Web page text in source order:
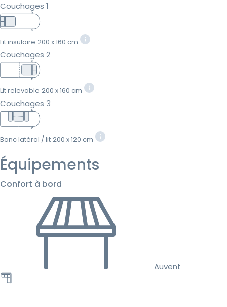
Couchages 1
Lit insulaire 200 x 160 cm
Couchages 2
Lit relevable 200 x 160 cm
Couchages 3
Banc latéral / lit 200 x 120 cm
Équipements
Confort à bord
Auvent